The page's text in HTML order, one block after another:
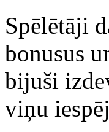
Spēlētāji
bonusus
bijuši
viņu